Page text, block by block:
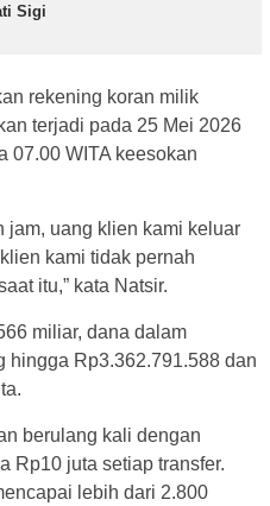
Sigi
rekening koran milik
terjadi pada 25 Mei 2026
07.00 WITA keesokan
jam, uang klien kami keluar
kami tidak pernah
itu,” kata Natsir.
miliar, dana dalam
hingga Rp3.362.791.588 dan
berulang kali dengan
Rp10 juta setiap transfer.
lebih dari 2.800